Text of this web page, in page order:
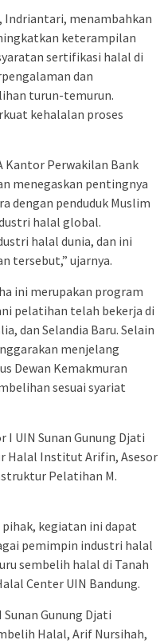
Indriantari, menambahkan
keterampilan
sertifikasi halal di
dan
turun-temurun.
kehalalan proses
Kantor Perwakilan Bank
menegaskan pentingnya
dengan penduduk Muslim
halal global.
halal dunia, dan ini
tersebut,” ujarnya.
ini merupakan program
pelatihan telah bekerja di
dan Selandia Baru. Selain
menjelang
Dewan Kemakmuran
sesuai syariat
UIN Sunan Gunung Djati
Halal Institut Arifin, Asesor
Pelatihan M.
pihak, kegiatan ini dapat
pemimpin industri halal
sembelih halal di Tanah
Center UIN Bandung.
Gunung Djati
Halal, Arif Nursihah,